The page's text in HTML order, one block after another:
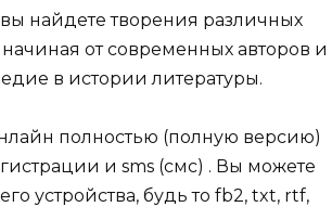
найдете творения различных
от современных авторов и
в истории литературы.
полностью (полную версию)
и sms (смс) . Вы можете
устройства, будь то fb2, txt, rtf,